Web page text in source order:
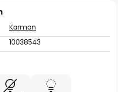
Karman
10038543